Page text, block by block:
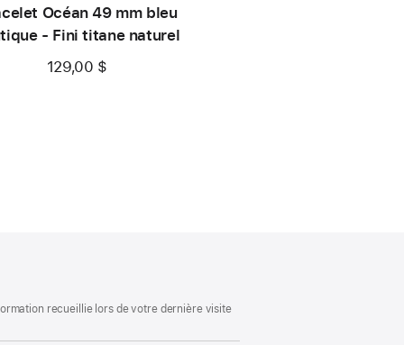
Océan 49 mm bleu
- Fini titane naturel
129,00 $
recueillie lors de votre dernière visite